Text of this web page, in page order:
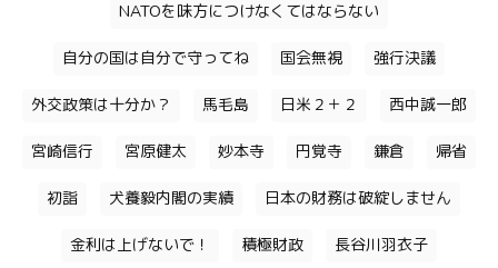
NATOを味方につけなくてはならない
自分の国は自分で守ってね 国会無視 強行決議
外交政策は十分か？ 馬毛島 日米２＋２ 西中誠一郎
宮崎信行 宮原健太 妙本寺 円覚寺 鎌倉 帰省
初詣 犬養毅内閣の実績 日本の財務は破綻しません
金利は上げないで！ 積極財政 長谷川羽衣子